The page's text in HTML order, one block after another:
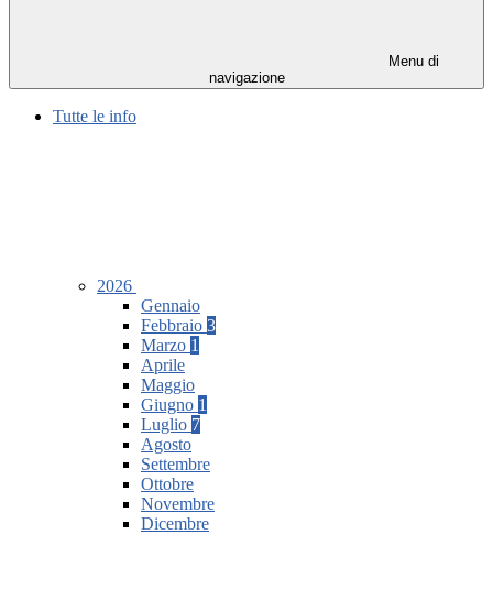
Menu di
navigazione
Tutte le info
2026
Gennaio
Febbraio 3
Marzo 1
Aprile
Maggio
Giugno 1
Luglio 7
Agosto
Settembre
Ottobre
Novembre
Dicembre